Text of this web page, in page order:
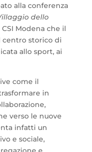
alla conferenza
dello
Modena che il
centro storico di
allo sport, ai
come il
in
verso le nuove
infatti un
e sociale,